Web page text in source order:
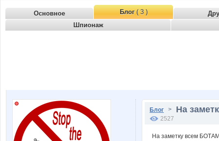
Основное Блог( 3 )
Шпионаж
Блог > На
2527
На заметку всем